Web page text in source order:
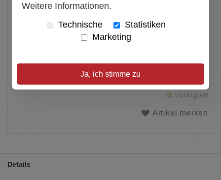
In den Warenkorb
Alle Preise inkl. MwSt.
Verfügbar
Artikel merken
Details
Weitere Informationen.
Technische
Statistiken
Marketing
Ja, ich stimme zu